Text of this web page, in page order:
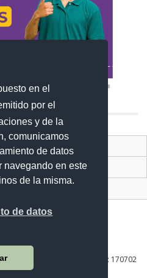
en el
por el
y de la
comunicamos
de datos
navegando en este
de la misma.
de datos
Digital
Ciudadanos
de Información (SNI)
Ňan y Quitumbe Ñan
Social | Código Postal: 170702
- Ecuador